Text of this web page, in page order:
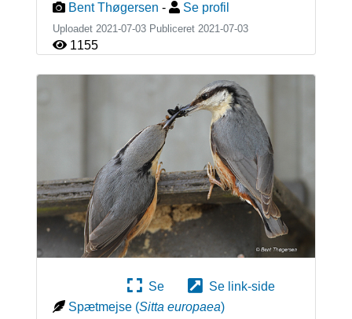
Bent Thøgersen - Se profil
Uploadet 2021-07-03 Publiceret 2021-07-03
1155
Se
Se link-side
Spætmejse (Sitta europaea)